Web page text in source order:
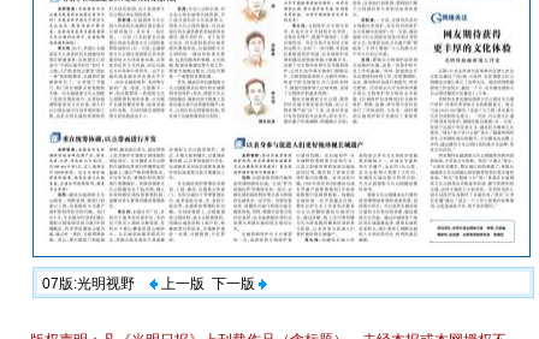
07版:光明视野 上一版 下一版